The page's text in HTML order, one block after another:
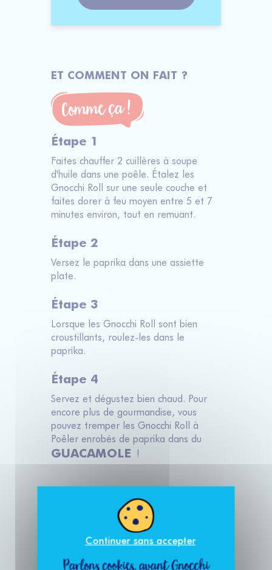
ET COMMENT ON FAIT ?
Étape 1
Faites chauffer 2 cuillères à soupe
d'huile dans une poêle. Étalez les
Gnocchi Roll sur une seule couche et
faites dorer à feu moyen entre 5 et 7
minutes environ, tout en remuant.
Étape 2
Versez le paprika dans une assiette
plate.
Étape 3
Lorsque les Gnocchi Roll sont bien
croustillants, roulez-les dans le
paprika.
Étape 4
Servez et dégustez bien chaud. Pour
encore plus de gourmandise, vous
pouvez tremper les Gnocchi Roll à
Poêler enrobés de paprika dans du
GUACAMOLE !
MessengerWhatsApp
Continuer sans accepter